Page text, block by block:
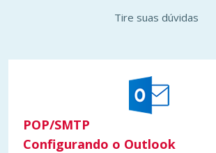
Tire suas dúvidas
POP/SMTP
Configurando o Outlook